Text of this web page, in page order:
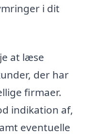
i dit
at læse
der har
firmaer.
indikation af,
eventuelle